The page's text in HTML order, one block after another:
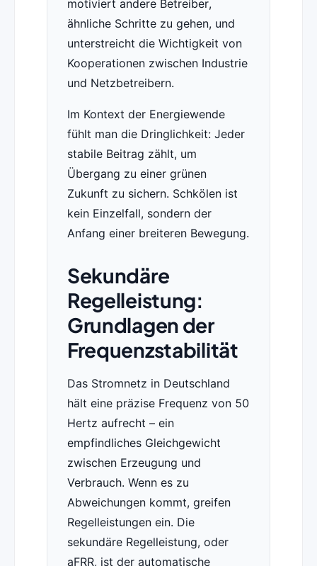
motiviert andere Betreiber,
ähnliche Schritte zu gehen, und
unterstreicht die Wichtigkeit von
Kooperationen zwischen Industrie
und Netzbetreibern.
Im Kontext der Energiewende
fühlt man die Dringlichkeit: Jeder
stabile Beitrag zählt, um
Übergang zu einer grünen
Zukunft zu sichern. Schkölen ist
kein Einzelfall, sondern der
Anfang einer breiteren Bewegung.
Sekundäre
Regelleistung:
Grundlagen der
Frequenzstabilität
Das Stromnetz in Deutschland
hält eine präzise Frequenz von 50
Hertz aufrecht – ein
empfindliches Gleichgewicht
zwischen Erzeugung und
Verbrauch. Wenn es zu
Abweichungen kommt, greifen
Regelleistungen ein. Die
sekundäre Regelleistung, oder
aFRR, ist der automatische